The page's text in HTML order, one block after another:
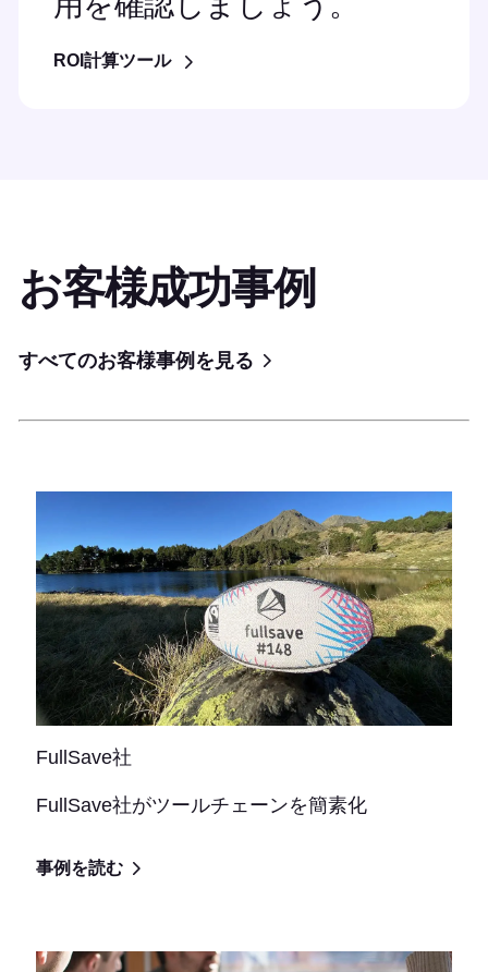
ROI計算ツール
お客様成功事例
すべてのお客様事例を見る
FullSave社
FullSave社がツールチェーンを簡素化
事例を読む